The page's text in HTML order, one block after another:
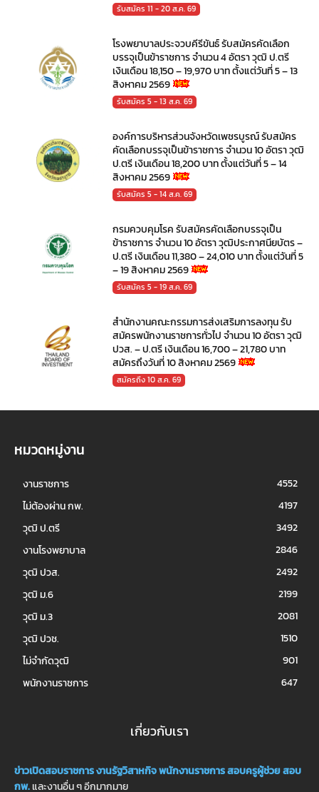
รับสมัคร 11 - 20 ส.ค. 69
โรงพยาบาลประจวบคีรีขันธ์ รับสมัครคัดเลือก
บรรจุเป็นข้าราชการ จำนวน 4 อัตรา วุฒิ ป.ตรี
เงินเดือน 18,150 – 19,970 บาท ตั้งแต่วันที่ 5 – 13
สิงหาคม 2569
รับสมัคร 5 - 13 ส.ค. 69
องค์การบริหารส่วนจังหวัดเพชรบูรณ์ รับสมัคร
คัดเลือกบรรจุเป็นข้าราชการ จำนวน 10 อัตรา วุฒิ
ป.ตรี เงินเดือน 18,200 บาท ตั้งแต่วันที่ 5 – 14
สิงหาคม 2569
รับสมัคร 5 - 14 ส.ค. 69
กรมควบคุมโรค รับสมัครคัดเลือกบรรจุเป็น
ข้าราชการ จำนวน 10 อัตรา วุฒิประกาศนียบัตร –
ป.ตรี เงินเดือน 11,380 – 24,010 บาท ตั้งแต่วันที่ 5
– 19 สิงหาคม 2569
รับสมัคร 5 - 19 ส.ค. 69
สำนักงานคณะกรรมการส่งเสริมการลงทุน รับ
สมัครพนักงานราชการทั่วไป จำนวน 10 อัตรา วุฒิ
ปวส. – ป.ตรี เงินเดือน 16,700 – 21,780 บาท
สมัครถึงวันที่ 10 สิงหาคม 2569
สมัครถึง 10 ส.ค. 69
หมวดหมู่งาน
งานราชการ
4552
ไม่ต้องผ่าน กพ.
4197
วุฒิ ป.ตรี
3492
งานโรงพยาบาล
2846
วุฒิ ปวส.
2492
วุฒิ ม.6
2199
วุฒิ ม.3
2081
วุฒิ ปวช.
1510
ไม่จำกัดวุฒิ
901
พนักงานราชการ
647
เกี่ยวกับเรา
ข่าวเปิดสอบราชการงานรัฐวิสาหกิจพนักงานราชการสอบครูผู้ช่วยสอบ
กพ.และงานอื่น ๆ อีกมากมาย